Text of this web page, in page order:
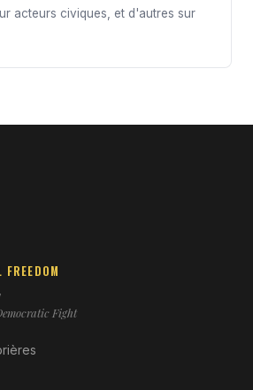
acteurs civiques, et d'autres sur
Fight